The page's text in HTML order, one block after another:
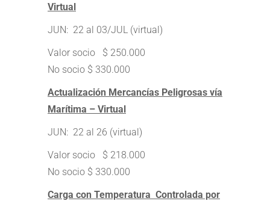
Virtual
JUN: 22 al 03/JUL (virtual)
Valor socio $ 250.000
No socio $ 330.000
Actualización Mercancías Peligrosas vía
Marítima – Virtual
JUN: 22 al 26 (virtual)
Valor socio $ 218.000
No socio $ 330.000
Carga con Temperatura Controlada por